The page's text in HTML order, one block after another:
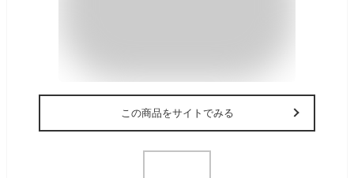
この商品をサイトでみる